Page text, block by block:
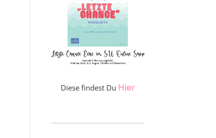
Diese findest Du Hier